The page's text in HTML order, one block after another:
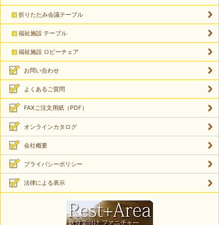
折りたたみ会議テーブル
福祉施設 テーブル
福祉施設 ロビーチェア
お問い合わせ
よくあるご質問
FAXご注文用紙（PDF）
オンラインカタログ
会社概要
プライバシーポリシー
法律による表示